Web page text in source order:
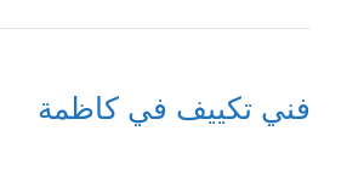
فني تكييف في كاظمة